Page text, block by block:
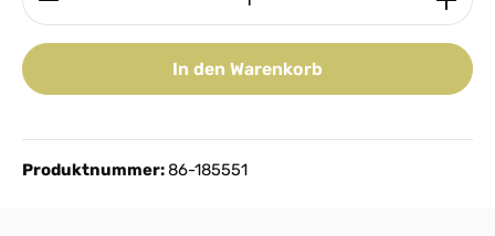
In den Warenkorb
Produktnummer:86-185551